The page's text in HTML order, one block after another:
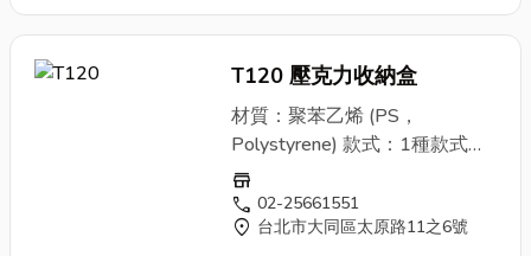
見諒。 ②商品會因原物料、廠
商製造品質管控等影響，外觀與
尺寸偶有差異但以現場商品為
主。建議訂購前致電洽詢，或至
門市確認後再購買。 ③因庫存
管控、商品流通頻繁，欲大量購
買建議您先來電洽詢避免向隅。
④商品售價均含稅且本公司依法
開立統一發票，故退換貨請攜帶
脆，無色透明。易被強酸、強
抗油脂，受到紫外光照射後易變
色。 其商品薄且脆弱，使用上
請避免摔撞。 ②塑膠商品，請
裂並更換。一經售出後，恕不接
受退換貨。 ③本商品非定型成
T120 壓克力收納盒
材質：聚苯乙烯 (PS，
Polystyrene) 款式：1種款式、
1種顏色(粉色) 規格與售價： ▶
３格 尺寸：外徑寬24x高8x
側8 cm 每格寬7.4x高
store
call 02-25661551
location_on 台北市大同區太原路11之6號